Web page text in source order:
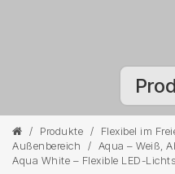
/ Produkte / Flexibel im
Außenbereich
/ Aqua – Weiß,
Aqua White – Flexible LED-